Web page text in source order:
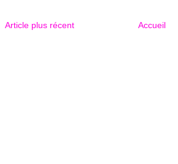
Article plus récent Accueil